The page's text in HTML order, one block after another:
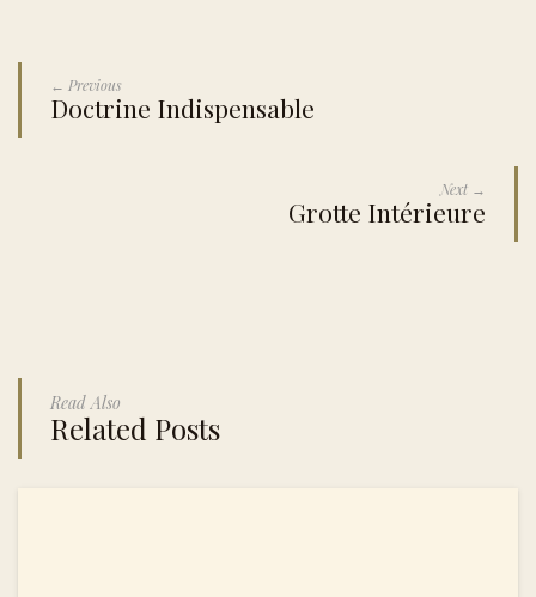
← Previous
Doctrine Indispensable
Next →
Grotte Intérieure
Read Also
Related Posts